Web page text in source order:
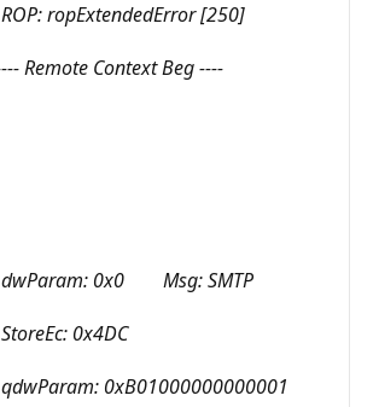
ropExtendedError [250]
Remote Context Beg ----
0x0 Msg: SMTP
0x4DC
0xB01000000000001